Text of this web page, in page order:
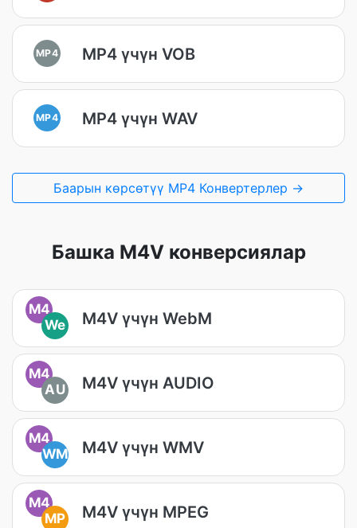
MP4 MP4 үчүн VOB
MP4 MP4 үчүн WAV
Баарын көрсөтүү MP4 Конвертерлер →
Башка M4V конверсиялар
M4
We
M4V үчүн WebM
M4
AU
M4V үчүн AUDIO
M4
WM
M4V үчүн WMV
M4
MP
M4V үчүн MPEG